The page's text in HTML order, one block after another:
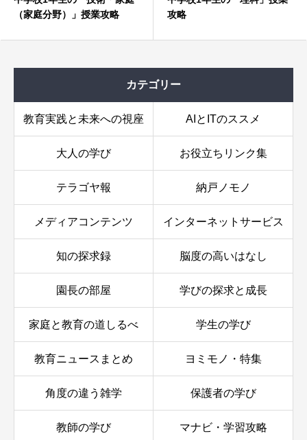
（家庭分野）」授業攻略
攻略
カテゴリー
教育実践と未来への視座 AIとITのススメ
大人の学び お役立ちリンク集
テラゴヤ報 納戸ノモノ
メディアコンテンツ インターネットサービス
知の探求録 脳度の高いはなし
園長の部屋 学びの探求と成長
家庭と教育の道しるべ 学生の学び
教育ニュースまとめ ヨミモノ・特集
角度の違う雑学 保護者の学び
教師の学び マナビ・学習攻略
音楽：響け！創造のハーモニー〜音楽を創り、聴き、
生徒の攻略方法